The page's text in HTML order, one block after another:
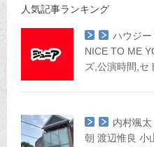
人気記事ランキング
ハウジ
NICE TO ME
ズ,公演時間,セ
内村颯
朝 渡辺惟良 小